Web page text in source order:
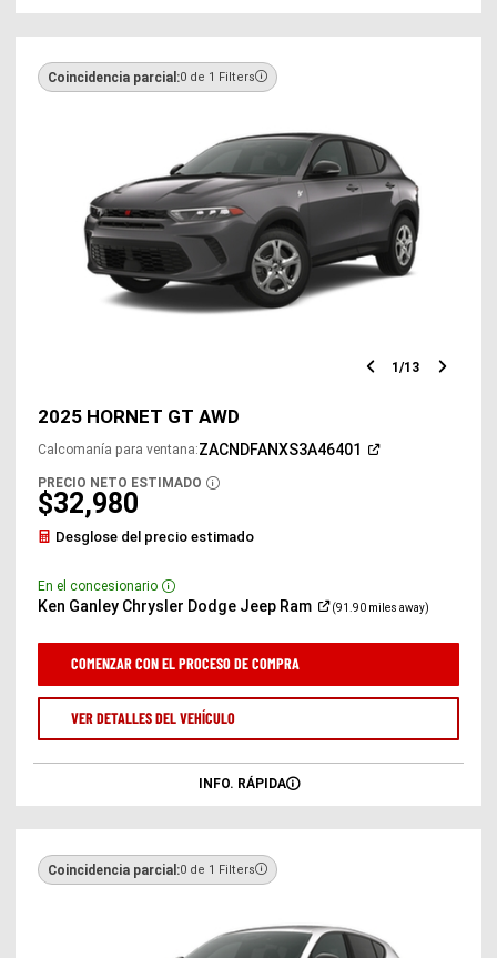
Coincidencia parcial:0 de 1 Filters
1/13
2025 HORNET GT AWD
Calcomanía para ventana:ZACNDFANXS3A46401
(Abrir
PRECIO NETO ESTIMADO DISCLOSURE
$32,980
Desglose del precio estimado
En el concesionario Disclosure
Ken Ganley Chrysler Dodge Jeep Ram
(Abrir
en
(91.90 miles away)
COMENZAR CON EL PROCESO DE COMPRA
VER DETALLES DEL VEHÍCULO
INFO. RÁPIDA
Coincidencia parcial:0 de 1 Filters